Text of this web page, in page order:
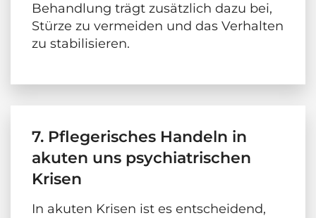
Behandlung trägt zusätzlich dazu bei,
Stürze zu vermeiden und das Verhalten
zu stabilisieren.
7. Pflegerisches Handeln in
akuten uns psychiatrischen
Krisen
In akuten Krisen ist es entscheidend,